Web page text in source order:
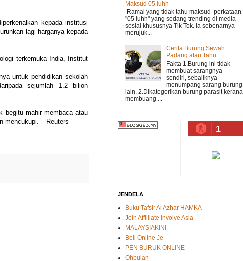
kepada institusi
lagi harganya kepada
terkemuka India, Institut
untuk pendidikan sekolah
sejumlah 1.2 bilion
begitu mahir membaca atau
mencukupi. – Reuters
Maksud 05 luhh
Ramai yang tidak tahu maksud perkataan
"05 luhh" yang sedang trending di media
sosial khususnya Tik Tok. Ia sebenarnya
merujuk...
Cerita Burung Sewah
Padang atau Tahu
Fakta 1.Burung ini tidak
membuat sarangnya
sendiri, sebaliknya
menumpang sarang burung
lain. 2.Dikategorikan burung parasit kerana
membuang ...
1
JENDELA
Buku Tafsir Al Azhar HAMKA
Join Affilliate Involve Asia
MALAYSIAKINI
Beli Online Je
PEN BURUK ONLINE
Ohbulan